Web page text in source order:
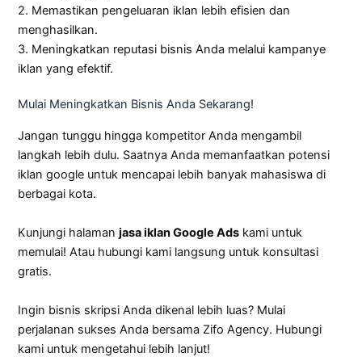
2. Memastikan pengeluaran iklan lebih efisien dan
menghasilkan.
3. Meningkatkan reputasi bisnis Anda melalui kampanye
iklan yang efektif.
Mulai Meningkatkan Bisnis Anda Sekarang!
Jangan tunggu hingga kompetitor Anda mengambil
langkah lebih dulu. Saatnya Anda memanfaatkan potensi
iklan google untuk mencapai lebih banyak mahasiswa di
berbagai kota.
Kunjungi halamanjasa iklan Google Ads kami untuk
memulai! Atau hubungi kami langsung untuk konsultasi
gratis.
Ingin bisnis skripsi Anda dikenal lebih luas? Mulai
perjalanan sukses Anda bersama Zifo Agency. Hubungi
kami untuk mengetahui lebih lanjut!